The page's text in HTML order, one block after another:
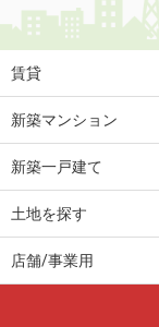
賃貸
新築マンション
新築一戸建て
土地を探す
店舗/事業用